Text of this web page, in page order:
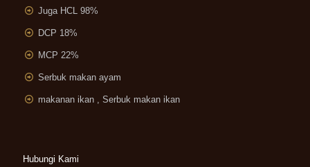
Juga HCL 98%
DCP 18%
MCP 22%
Serbuk makan ayam
makanan ikan , Serbuk makan ikan
Hubungi Kami